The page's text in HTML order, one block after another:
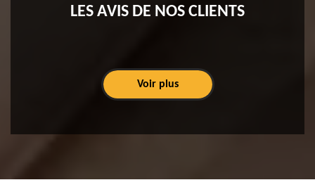
LES AVIS DE NOS CLIENTS
Voir plus